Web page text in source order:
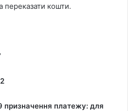
переказати кошти.
платежу: для